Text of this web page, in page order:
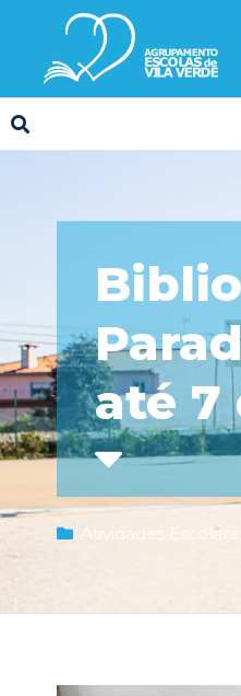
até 7
Atividades